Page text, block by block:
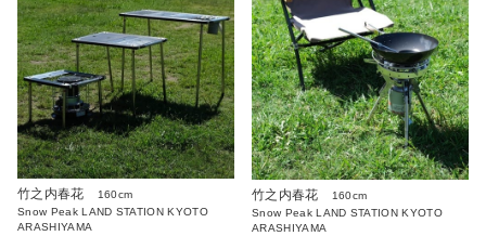
竹之内春花
160cm
Snow Peak LAND STATION KYOTO
ARASHIYAMA
竹之内春花
160cm
Snow Peak LAND STATION KYOTO
ARASHIYAMA